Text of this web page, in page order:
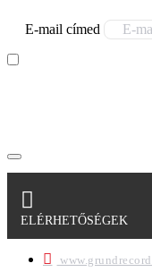
E-mail címed
ELÉRHETŐSÉGEK